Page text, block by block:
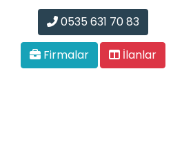
0535 631 70 83
Firmalar İlanlar